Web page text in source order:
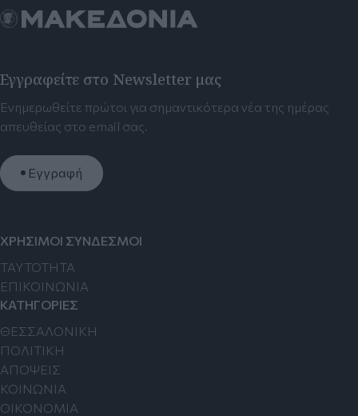
Εγγραφείτε στο Newsletter μας
Ενημερωθείτε πρώτοι για σημαντικότερα νέα της ημέρας
απευθείας στο email σας.
Εγγραφή
ΧΡΗΣΙΜΟΙ ΣΥΝΔΕΣΜΟΙ
TAYTOTHTA
ΕΠΙΚΟΙΝΩΝΙΑ
ΚΑΤΗΓΟΡΙΕΣ
ΘΕΣΣΑΛΟΝΙΚΗ
ΠΟΛΙΤΙΚΗ
ΑΠΟΨΕΙΣ
ΚΟΙΝΩΝΙΑ
ΟΙΚΟΝΟΜΙΑ